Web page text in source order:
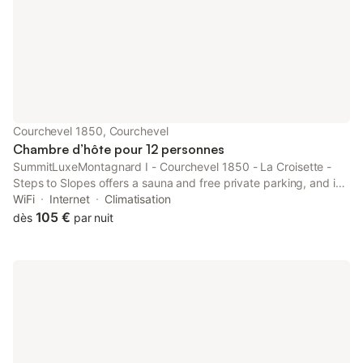
Courchevel 1850, Courchevel
Chambre d’hôte pour 12 personnes
SummitLuxeMontagnard I - Courchevel 1850 - La Croisette -
Steps to Slopes offers a sauna and free private parking, and is
within 6.3 km of Les 3 Vallées and 22 km of Méribel Golf Course.
WiFi Internet
Climatisation
dès 105 € par nuit